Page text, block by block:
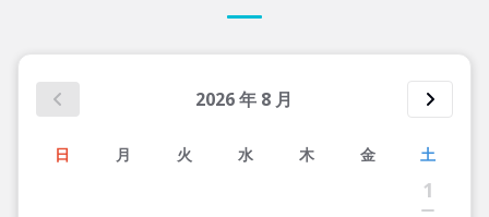
2026年 8 月
日 月 火 水 木 金 土
1